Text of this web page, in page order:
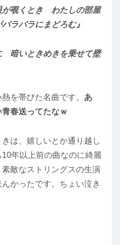
が覗くとき わたしの部屋
ラバラにまどろむ』
暗いときめきを乗せて壁
を帯びた名曲です。 あ
春送ってたなｗ
は、嬉しいとか通り越し
年以上前の曲なのに綺麗
敵なストリングスの生演
かったです。ちょい泣き